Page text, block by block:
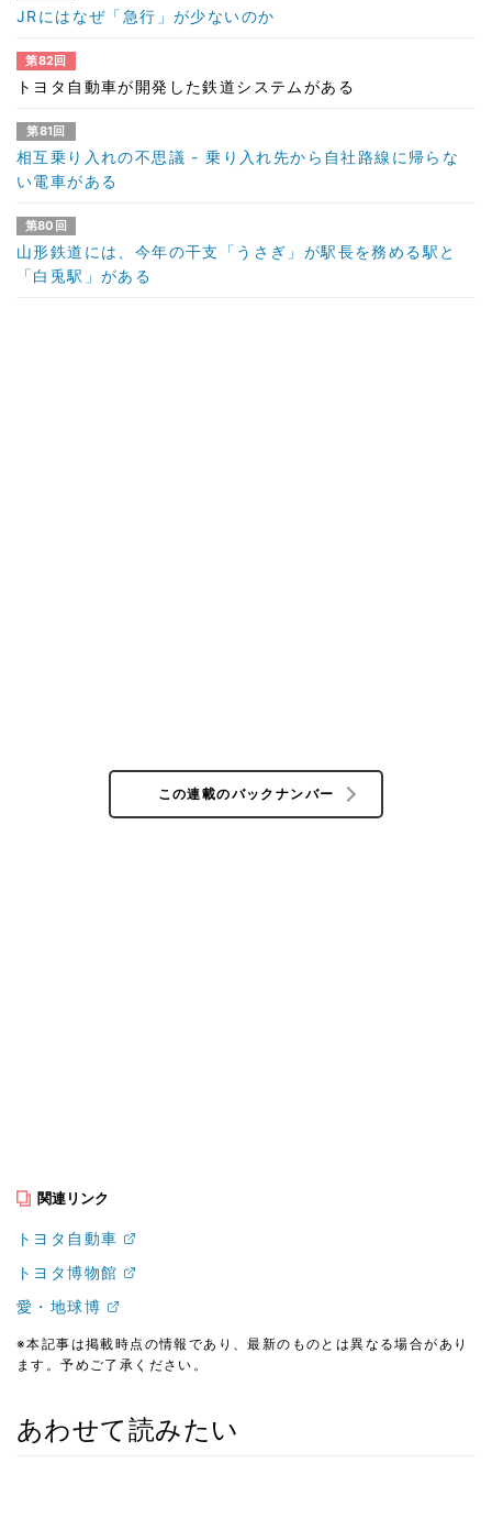
JRにはなぜ「急行」が少ないのか
第82回
トヨタ自動車が開発した鉄道システムがある
第81回
相互乗り入れの不思議 - 乗り入れ先から自社路線に帰らな
い電車がある
第80回
山形鉄道には、今年の干支「うさぎ」が駅長を務める駅と
「白兎駅」がある
この連載のバックナンバー
関連リンク
トヨタ自動車
トヨタ博物館
愛・地球博
※本記事は掲載時点の情報であり、最新のものとは異なる場合があり
ます。予めご了承ください。
あわせて読みたい